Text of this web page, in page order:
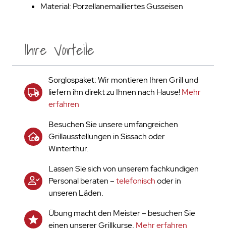
Ihre Vorteile
Sorglospaket: Wir montieren Ihren Grill und
liefern ihn direkt zu Ihnen nach Hause!Mehr
erfahren
Besuchen Sie unsere umfangreichen
Grillausstellungen in Sissach oder
Winterthur.
Lassen Sie sich von unserem fachkundigen
Personal beraten –telefonischoder in
unseren Läden.
Übung macht den Meister – besuchen Sie
einen unserer Grillkurse. Mehr erfahren
Material: Porzellanemailliertes Gusseisen